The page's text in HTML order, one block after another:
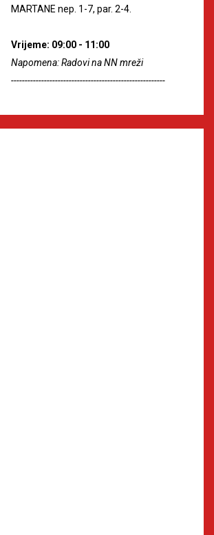
MARTANE nep. 1-7, par. 2-4.
Vrijeme: 09:00 - 11:00
Napomena: Radovi na NN mreži
--------------------------------------------------------